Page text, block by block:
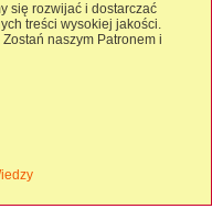
się rozwijać i dostarczać
treści wysokiej jakości.
naszym Patronem i